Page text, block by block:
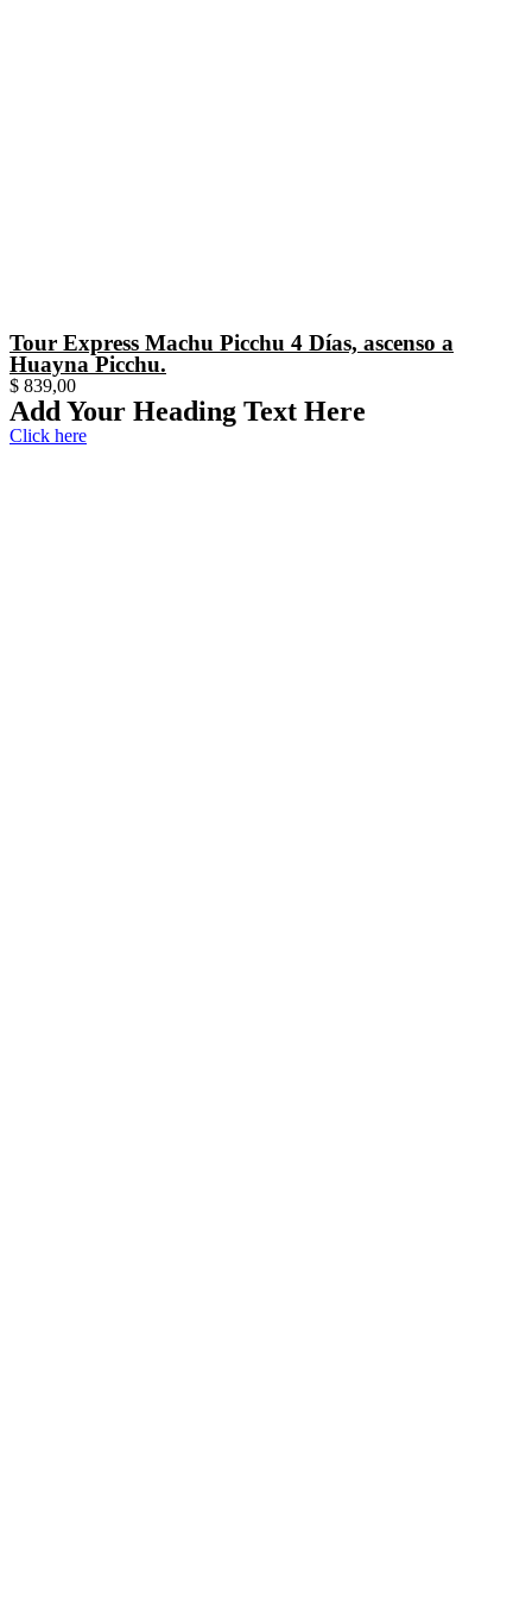
Tour Express Machu Picchu 4 Días, ascenso a
Huayna Picchu.
$ 839,00
Add Your Heading Text Here
Click here